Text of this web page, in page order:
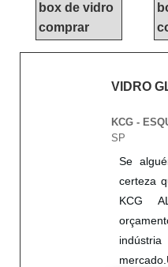
box de vidro
comprar
VIDRO
KCG -
SP
Se
certeza
KCG